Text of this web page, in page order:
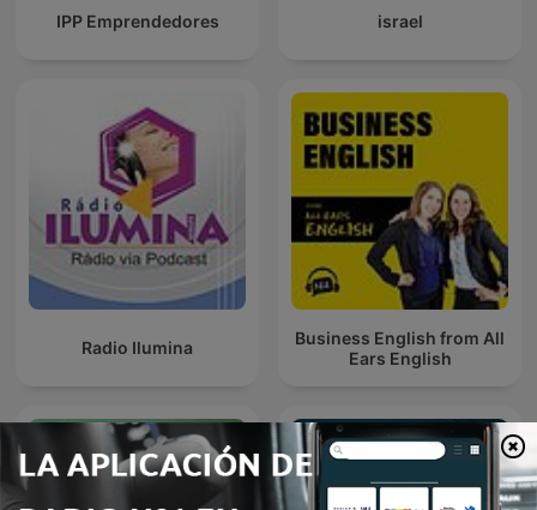
IPP Emprendedores israel
Radio Ilumina
Business English from All
Ears English